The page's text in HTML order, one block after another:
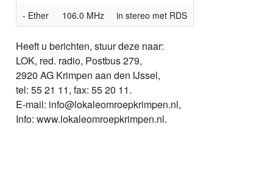
- Ether
106.0 MHz in stereo met RDS
Heeft u berichten, stuur deze naar:
LOK, red. radio, Postbus 279,
2920 AG Krimpen aan den IJssel,
tel: 55 21 11, fax: 55 20 11.
E-mail: info@lokaleomroepkrimpen.nl,
Info: www.lokaleomroepkrimpen.nl.